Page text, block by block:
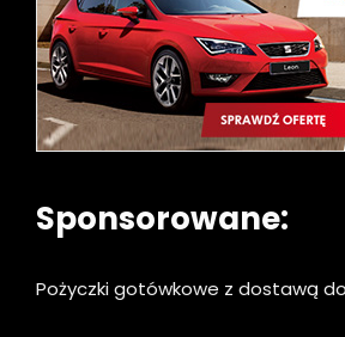
Sponsorowane:
Pożyczki gotówkowe z dostawą